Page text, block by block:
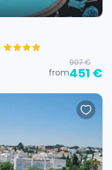
from
907 €
451 €